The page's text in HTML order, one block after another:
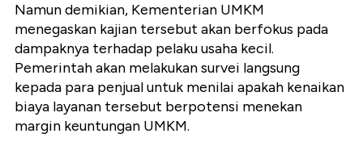
Namun demikian, Kementerian UMKM
menegaskan kajian tersebut akan berfokus pada
dampaknya terhadap pelaku usaha kecil.
Pemerintah akan melakukan survei langsung
kepada para penjual untuk menilai apakah kenaikan
biaya layanan tersebut berpotensi menekan
margin keuntungan UMKM.